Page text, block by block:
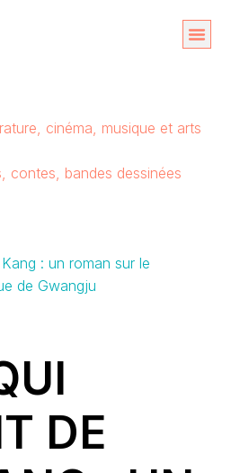
cinéma, musique et arts
contes, bandes dessinées
: un roman sur le
de Gwangju
DE